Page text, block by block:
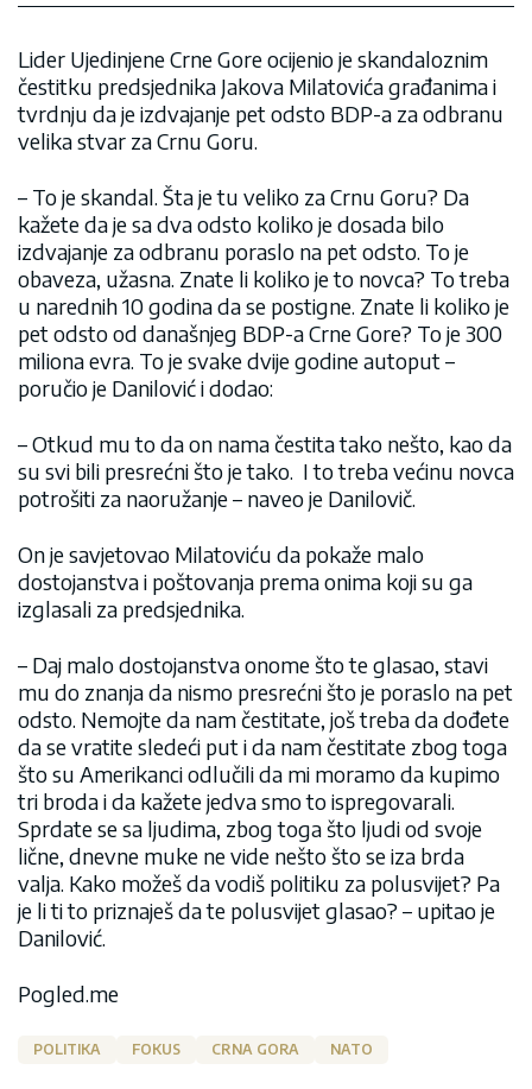
Lider Ujedinjene Crne Gore ocijenio je skandaloznim
čestitku predsjednika Jakova Milatovića građanima i
tvrdnju da je izdvajanje pet odsto BDP-a za odbranu
velika stvar za Crnu Goru.
– To je skandal. Šta je tu veliko za Crnu Goru? Da
kažete da je sa dva odsto koliko je dosada bilo
izdvajanje za odbranu poraslo na pet odsto. To je
obaveza, užasna. Znate li koliko je to novca? To treba
u narednih 10 godina da se postigne. Znate li koliko je
pet odsto od današnjeg BDP-a Crne Gore? To je 300
miliona evra. To je svake dvije godine autoput –
poručio je Danilović i dodao:
– Otkud mu to da on nama čestita tako nešto, kao da
su svi bili presrećni što je tako. I to treba većinu novca
potrošiti za naoružanje – naveo je Danilovič.
On je savjetovao Milatoviću da pokaže malo
dostojanstva i poštovanja prema onima koji su ga
izglasali za predsjednika.
– Daj malo dostojanstva onome što te glasao, stavi
mu do znanja da nismo presrećni što je poraslo na pet
odsto. Nemojte da nam čestitate, još treba da dođete
da se vratite sledeći put i da nam čestitate zbog toga
što su Amerikanci odlučili da mi moramo da kupimo
tri broda i da kažete jedva smo to ispregovarali.
Sprdate se sa ljudima, zbog toga što ljudi od svoje
lične, dnevne muke ne vide nešto što se iza brda
valja. Kako možeš da vodiš politiku za polusvijet? Pa
je li ti to priznaješ da te polusvijet glasao? – upitao je
Danilović.
Pogled.me
POLITIKA FOKUS CRNA GORA NATO